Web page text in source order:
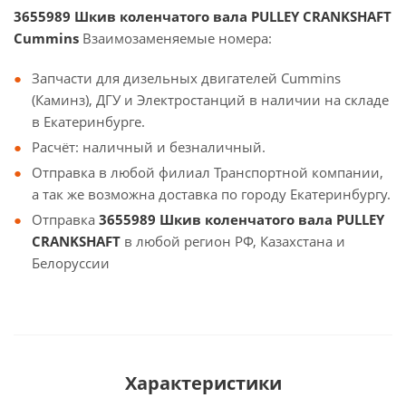
3655989 Шкив коленчатого вала PULLEY CRANKSHAFT
Cummins Взаимозаменяемые номера:
Запчасти для дизельных двигателей Cummins
(Каминз), ДГУ и Электростанций в наличии на складе
в Екатеринбурге.
Расчёт: наличный и безналичный.
Отправка в любой филиал Транспортной компании,
а так же возможна доставка по городу Екатеринбургу.
Отправка 3655989 Шкив коленчатого вала PULLEY
CRANKSHAFT в любой регион РФ, Казахстана и
Белоруссии
Характеристики